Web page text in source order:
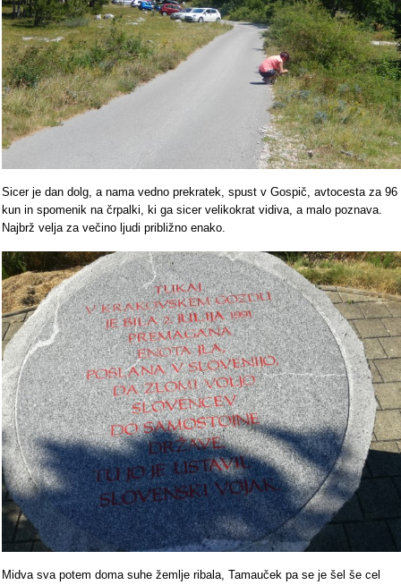
Sicer je dan dolg, a nama vedno prekratek, spust v Gospič, avtocesta za 96
kun in spomenik na črpalki, ki ga sicer velikokrat vidiva, a malo poznava.
Najbrž velja za večino ljudi približno enako.
Midva sva potem doma suhe žemlje ribala, Tamauček pa se je šel še cel